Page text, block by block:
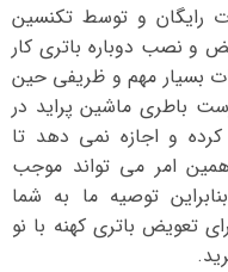
رایگان و توسط تکنسین
و نصب دوباره باتری کار
بسیار مهم و ظریفی حین
باطری ماشین پراید در
و اجازه نمی دهد تا
امر می تواند موجب
توصیه ما به شما
تعویض باتری کهنه با نو